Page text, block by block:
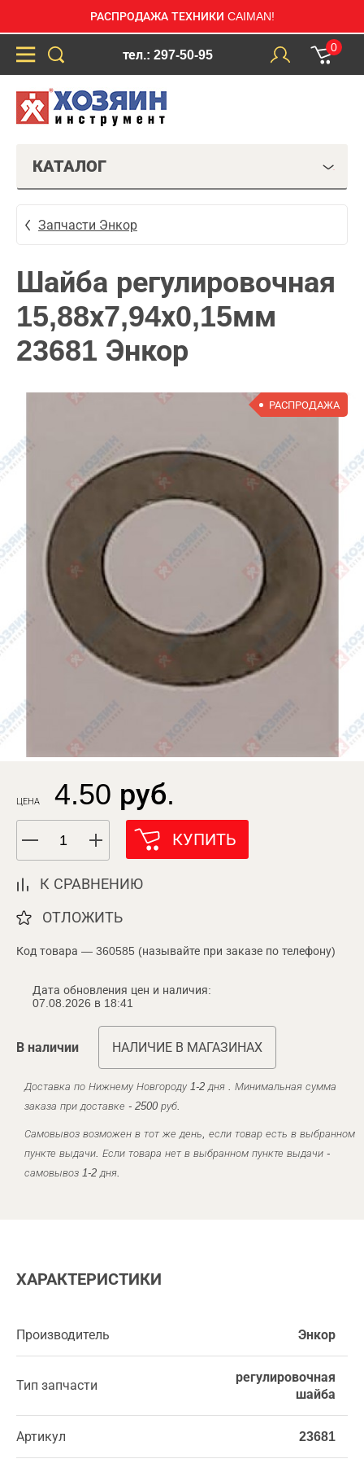
РАСПРОДАЖА ТЕХНИКИ CAIMAN!
тел.: 297-50-95
0
КАТАЛОГ
Запчасти Энкор
Шайба регулировочная
15,88х7,94х0,15мм
23681 Энкор
РАСПРОДАЖА
ЦЕНА 4.50 руб.
КУПИТЬ
К СРАВНЕНИЮ
ОТЛОЖИТЬ
Код товара — 360585 (называйте при заказе по телефону)
Дата обновления цен и наличия:
07.08.2026 в 18:41
В наличии НАЛИЧИЕ В МАГАЗИНАХ
Доставка по Нижнему Новгороду 1-2 дня . Минимальная сумма
заказа при доставке - 2500 руб.
Самовывоз возможен в тот же день, если товар есть в выбранном
пункте выдачи. Если товара нет в выбранном пункте выдачи -
самовывоз 1-2 дня.
ХАРАКТЕРИСТИКИ
Производитель Энкор
Тип запчасти
регулировочная
шайба
Артикул 23681